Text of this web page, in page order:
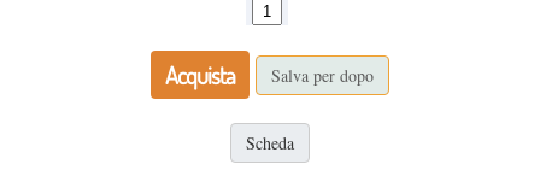
Acquista Salva per dopo
Scheda